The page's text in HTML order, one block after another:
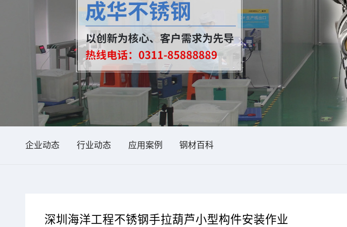
企业动态 行业动态 应用案例 钢材百科
深圳海洋工程不锈钢手拉葫芦小型构件安装作业